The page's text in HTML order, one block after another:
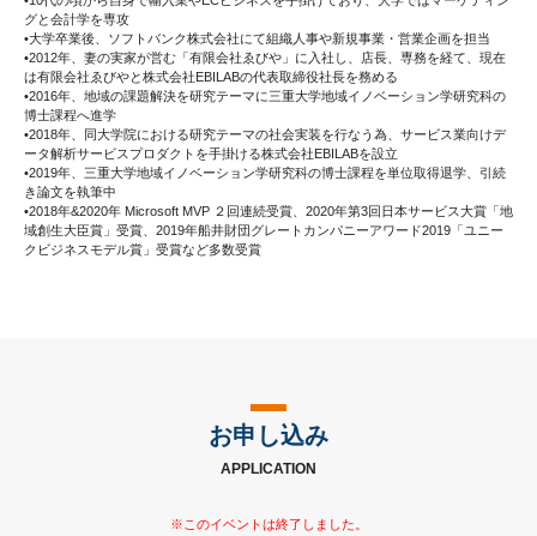
グと会計学を専攻
•大学卒業後、ソフトバンク株式会社にて組織人事や新規事業・営業企画を担当
•2012年、妻の実家が営む「有限会社ゑびや」に入社し、店長、専務を経て、現在
は有限会社ゑびやと株式会社EBILABの代表取締役社長を務める
•2016年、地域の課題解決を研究テーマに三重大学地域イノベーション学研究科の
博士課程へ進学
•2018年、同大学院における研究テーマの社会実装を行なう為、サービス業向けデ
ータ解析サービスプロダクトを手掛ける株式会社EBILABを設立
•2019年、三重大学地域イノベーション学研究科の博士課程を単位取得退学、引続
き論文を執筆中
•2018年&2020年 Microsoft MVP ２回連続受賞、2020年第3回日本サービス大賞「地
域創生大臣賞」受賞、2019年船井財団グレートカンパニーアワード2019「ユニー
クビジネスモデル賞」受賞など多数受賞
お申し込み
APPLICATION